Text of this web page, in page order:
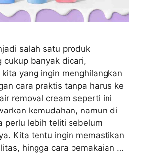
salah satu produk
cukup banyak dicari,
yang ingin menghilangkan
cara praktis tanpa harus ke
removal cream seperti ini
kemudahan, namun di
perlu lebih teliti sebelum
Kita tentu ingin memastikan
hingga cara pemakaian …